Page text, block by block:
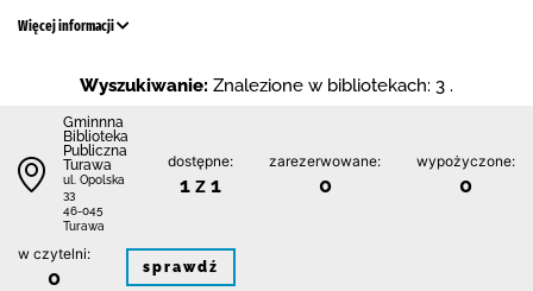
Więcej informacji
Wyszukiwanie: Znalezione w bibliotekach: 3 .
Gminnna
Biblioteka
Publiczna
Turawa
ul. Opolska
33
46-045
Turawa
dostępne:
1 z 1
zarezerwowane:
0
wypożyczone:
0
w czytelni:
0 sprawdź